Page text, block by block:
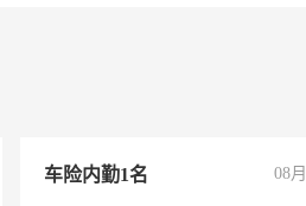
车险内勤1名 08